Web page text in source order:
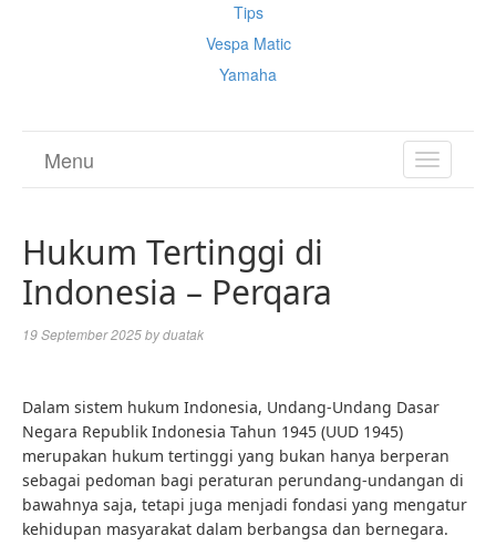
Tips
Vespa Matic
Yamaha
TOGGLE
Menu
Hukum Tertinggi di
Indonesia – Perqara
19 September 2025byduatak
Dalam sistem hukum Indonesia, Undang-Undang Dasar
Negara Republik Indonesia Tahun 1945 (UUD 1945)
merupakan hukum tertinggi yang bukan hanya berperan
sebagai pedoman bagi peraturan perundang-undangan di
bawahnya saja, tetapi juga menjadi fondasi yang mengatur
kehidupan masyarakat dalam berbangsa dan bernegara.